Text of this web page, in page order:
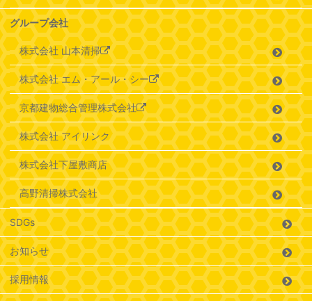
グループ会社
株式会社 山本清掃
株式会社 エム・アール・シー
京都建物総合管理株式会社
株式会社 アイリンク
株式会社下屋敷商店
高野清掃株式会社
SDGs
お知らせ
採用情報